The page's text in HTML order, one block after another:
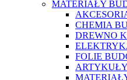
MATERIAŁY
CHEMIA
DREWNO
FOLIE